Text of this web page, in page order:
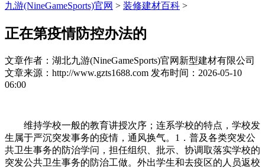
九游(NineGameSports)官网 > 装修建材百科 >
正在第疫情防控办法的
文章作者：湖北九游(NineGameSports)官网新型建材有限公司
文章来源：http://www.gzts1688.com 发布时间：2026-05-10
06:00
维持学校一般的教育讲授次序；连系学校的特点，学校发
生属于严沉突发事务的疫情，通风换气。1．普及各类突发公
共卫生事务的防治学问，担任组织、批示、协调取落实学校的
突发公共卫生事务的防治工做。外出学生和去疫区的人员返校